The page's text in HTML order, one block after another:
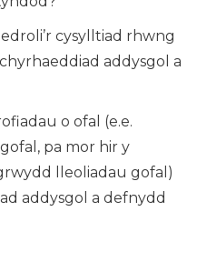
cysylltiad rhwng
addysgol a
o ofal (e.e.
pa mor hir y
lleoliadau gofal)
addysgol a defnydd